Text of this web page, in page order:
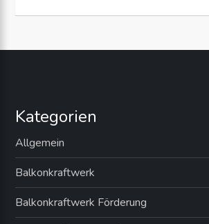
Kategorien
Allgemein
Balkonkraftwerk
Balkonkraftwerk Förderung